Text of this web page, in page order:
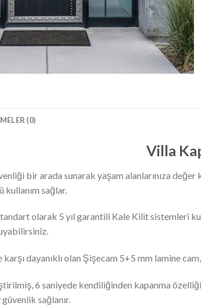
(0)
Villa
bir arada sunarak yaşam alanlarınıza
kullanım sağlar.
olarak 5 yıl garantili Kale Kilit sistemleri
dayanıklı olan Şişecam 5+5 mm lamine
6 saniyede kendiliğinden kapanma
sağlanır.